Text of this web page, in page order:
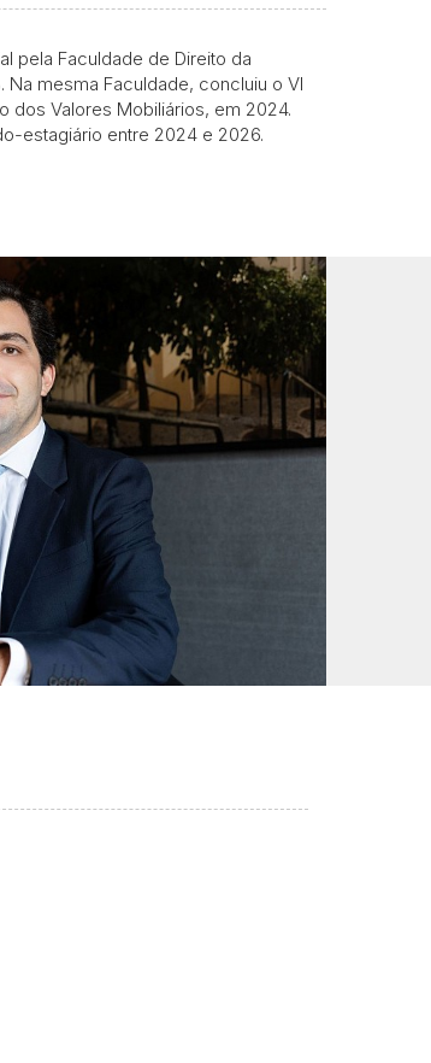
pela Faculdade de Direito da
mesma Faculdade, concluiu o VI
dos Valores Mobiliários, em 2024.
estagiário entre 2024 e 2026.